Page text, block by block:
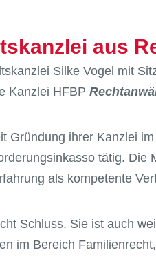
aus
Silke Vogel mit
Kanzlei HFBP
ihrer Kanzlei
tätig. Die
als kompetente
Schluss. Sie ist auch
im Bereich